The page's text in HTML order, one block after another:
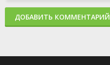
ДОБАВИТЬ КОММЕНТАРИЙ